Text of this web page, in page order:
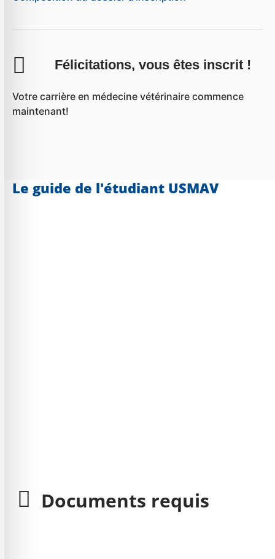
Félicitations, vous êtes inscrit !
Votre carrière en médecine vétérinaire commence
maintenant!
Le guide de l'étudiant USMAV
Documents requis